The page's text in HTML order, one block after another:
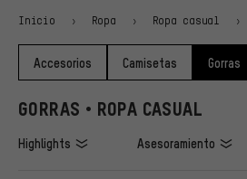
Inicio Ropa Ropa casual
Accesorios Camisetas Gorras
GORRAS • ROPA CASUAL
Highlights Asesoramiento